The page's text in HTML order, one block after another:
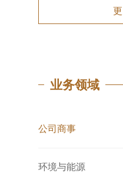
业务领域
公司商事
环境与能源